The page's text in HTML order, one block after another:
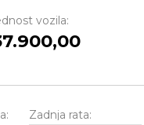
vozila:
Zadnja rata: